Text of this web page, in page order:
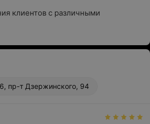
клиентов с различными
пр-т Дзержинского, 94